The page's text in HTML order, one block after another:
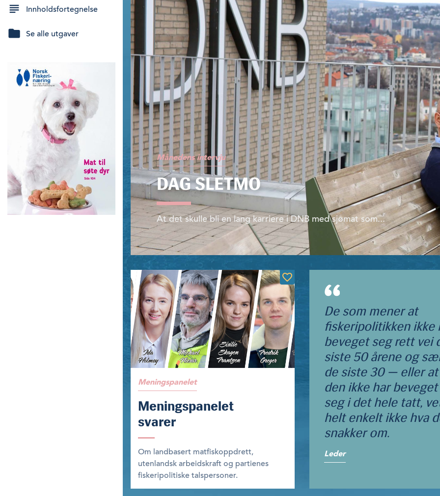
Innholdsfortegnelse
Se alle utgaver
Månedens intervju
DAG SLETMO
At det skulle bli en lang karriere i DNB med sjømat som...
Meningspanelet
Meningspanelet
svarer
Om landbasert matfiskoppdrett,
utenlandsk arbeidskraft og partienes
fiskeripolitiske talspersoner.
De som mener at
fiskeripolitikken ikke
beveget seg rett vei
siste 50 årene og
de siste 30 — eller at
den ikke har beveget
seg i det hele tatt,
helt enkelt ikke hva
snakker om.
Leder